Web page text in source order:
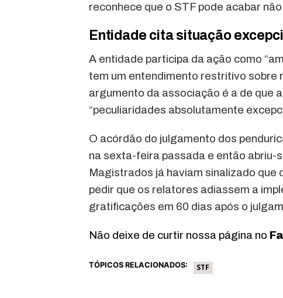
reconhece que o STF pode acabar
Entidade cita situação
A entidade participa da ação como
tem um entendimento restritivo sobre
argumento da associação é a de que
“peculiaridades absolutamente
O acórdão do julgamento dos
na sexta-feira passada e então abriu-
Magistrados já haviam sinalizado
pedir que os relatores adiassem a
gratificações em 60 dias após o
Não deixe de curtir nossa página no
TÓPICOS RELACIONADOS: STF